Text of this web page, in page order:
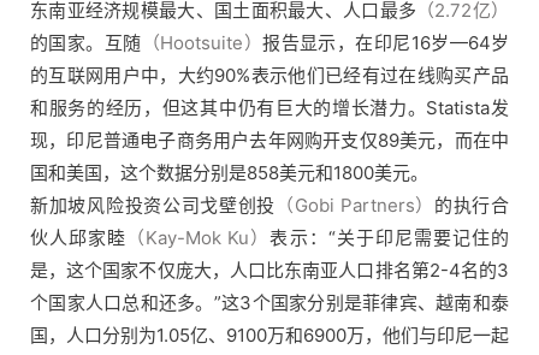
东南亚经济规模最大、国土面积最大、人口最多 （2.72亿）
的国家。互随 （Hootsuite）报告显示，在印尼16岁—64岁
的互联网用户中，大约90%表示他们已经有过在线购买产品
和服务的经历，但这其中仍有巨大的增长潜力。Statista发
现，印尼普通电子商务用户去年网购开支仅89美元，而在中
国和美国，这个数据分别是858美元和1800美元。
新加坡风险投资公司戈壁创投
（Gobi Partners） 的执行合
伙人邱家睦 （Kay-Mok Ku）表示：“关于印尼需要记住的
是，这个国家不仅庞大，人口比东南亚人口排名第2-4名的3
个国家人口总和还多。”这3个国家分别是菲律宾、越南和泰
国，人口分别为1.05亿、9100万和6900万，他们与印尼一起